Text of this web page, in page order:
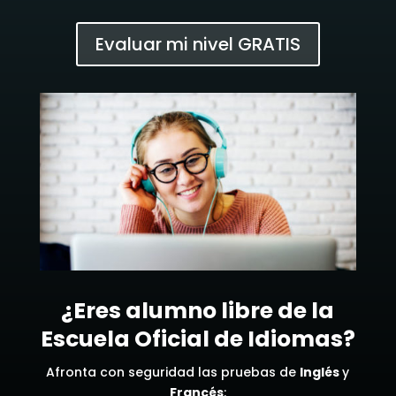
Evaluar mi nivel GRATIS
¿Eres alumno libre de la
Escuela Oficial de Idiomas?
Afronta con seguridad las pruebas de Inglésy